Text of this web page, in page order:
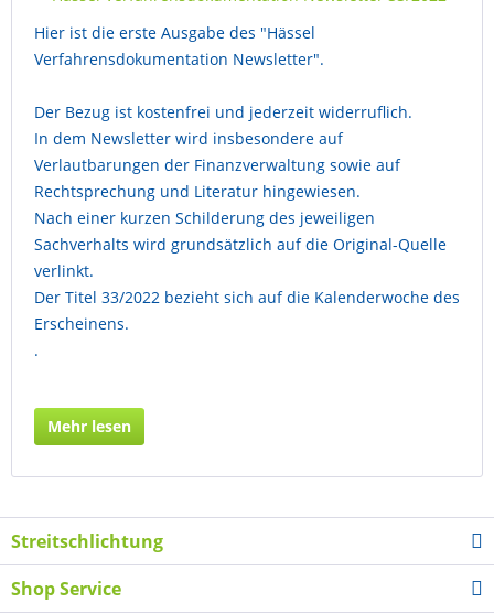
Hier ist die erste Ausgabe des "Hässel
Verfahrensdokumentation Newsletter".
Der Bezug ist kostenfrei und jederzeit widerruflich.
In dem Newsletter wird insbesondere auf
Verlautbarungen der Finanzverwaltung sowie auf
Rechtsprechung und Literatur hingewiesen.
Nach einer kurzen Schilderung des jeweiligen
Sachverhalts wird grundsätzlich auf die Original-Quelle
verlinkt.
Der Titel 33/2022 bezieht sich auf die Kalenderwoche des
Erscheinens.
.
Mehr lesen
Streitschlichtung
Shop Service